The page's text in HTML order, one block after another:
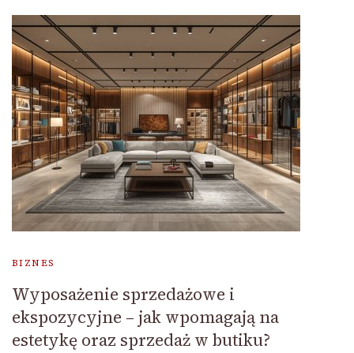
BIZNES
Wyposażenie sprzedażowe i
ekspozycyjne – jak wpomagają na
estetykę oraz sprzedaż w butiku?